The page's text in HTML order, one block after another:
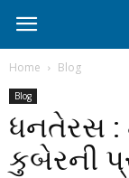
Home Blog
Blog
ધનતેરસ :
કુબેરની